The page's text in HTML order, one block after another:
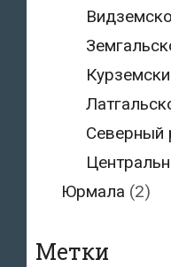
Северный
Юрмала (2)
Метки